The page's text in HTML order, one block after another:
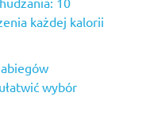
każdej kalorii
wybór